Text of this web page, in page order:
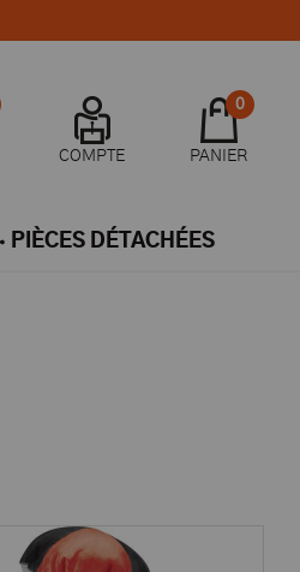
COMPTE
0
PANIER
PIÈCES DÉTACHÉES